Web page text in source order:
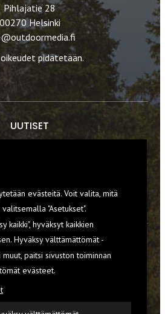
Pihlajatie 28
00270 Helsinki
pidätetään.
UUTISET
VARUSTEET
RETKI-LEHTI
evästeitä. Voit valita, mitä
"Asetukset".
kaikki", hyväksyt kaikkien
Hyväksy välttämättömät -
paitsi sivuston toiminnan
evästeet.